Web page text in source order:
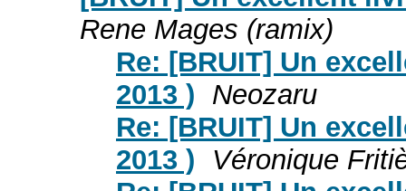
Rene Mages (ramix)
Re: [BRUIT] Un
2013 ) Neozaru
Re: [BRUIT] Un
2013 )
Véronique